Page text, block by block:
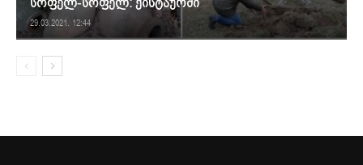
29.03.2021. 12:44